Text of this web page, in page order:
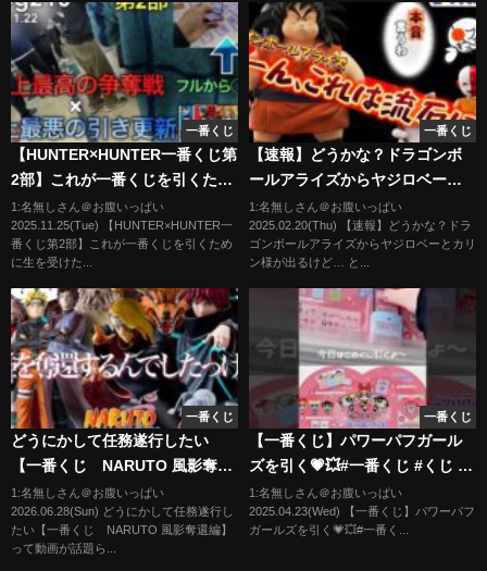
一番くじ
【HUNTER×HUNTER一番くじ第
2部】これが一番くじを引くため
に生を受けた男の生き様だ。
1:名無しさん＠お腹いっぱい
2025.11.25(Tue) 【HUNTER×HUNTER一
番くじ第2部】これが一番くじを引くため
に生を受けた...
一番くじ
【速報】どうかな？ドラゴンボ
ールアライズからヤジロベーと
カリン様が出るけど… とりあえ
ず喋るわ ドラゴンボール フ
ィギュア 一番くじ
1:名無しさん＠お腹いっぱい
2025.02.20(Thu) 【速報】どうかな？ドラ
ゴンボールアライズからヤジロベーとカリ
ン様が出るけど… と...
一番くじ
どうにかして任務遂行したい
【一番くじ NARUTO 風影奪還
編】
1:名無しさん＠お腹いっぱい
2026.06.28(Sun) どうにかして任務遂行し
たい【一番くじ NARUTO 風影奪還編】
って動画が話題ら...
一番くじ
【一番くじ】パワーパフガール
ズを引く💗💥#一番くじ #くじ #
パワーパフガールズ 【パワパ
フ】
1:名無しさん＠お腹いっぱい
2025.04.23(Wed) 【一番くじ】パワーパフ
ガールズを引く💗💥#一番く...